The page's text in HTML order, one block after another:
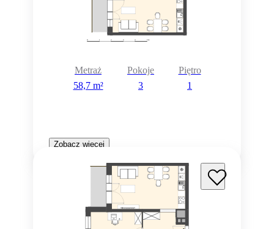
Metraż
58,7 m²
Pokoje
3
Piętro
1
Zobacz więcej